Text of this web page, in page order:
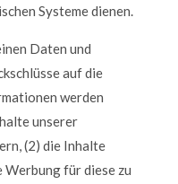
Systeme dienen.
Daten und
auf die
werden
unserer
(2) die Inhalte
für diese zu